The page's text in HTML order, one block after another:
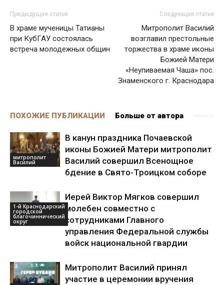
Предыдущая статья
В храме мученицы Татианы
при КубГАУ состоялась
встреча молодежных общин
Следующая статья
Митрополит Василий
возглавил престольные
торжества в храме иконы
Божией Матери
«Неупиваемая Чаша» пос.
Знаменского г. Краснодара
ПОХОЖИЕ ПУБЛИКАЦИИ Больше от автора
митрополит
Василий
В канун праздника Почаевской
иконы Божией Матери митрополит
Василий совершил Всенощное
бдение в Свято-Троицком соборе
1-й Краснодарский
городской
благочиннический
округ
Иерей Виктор Мягков совершил
молебен совместно с
сотрудниками Главного
управления Федеральной службы
войск национальной гвардии
Митрополит Василий принял
участие в церемонии вручения